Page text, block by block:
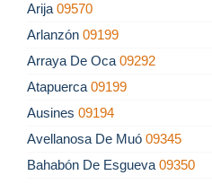
Arija 09570
Arlanzón 09199
Arraya De Oca 09292
Atapuerca 09199
Ausines 09194
Avellanosa De Muó 09345
Bahabón De Esgueva 09350